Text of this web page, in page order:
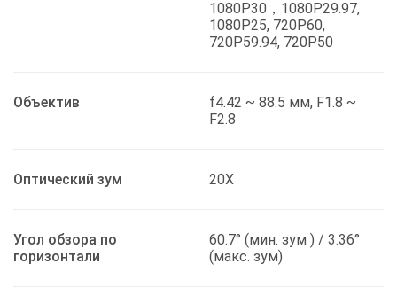
1080P30，1080P29.97,
1080P25, 720P60,
720P59.94, 720P50
Объектив
f4.42 ~ 88.5 мм, F1.8 ~
F2.8
Оптический зум 20Х
Угол обзора по
горизонтали
60.7° (мин. зум ) / 3.36°
(макс. зум)